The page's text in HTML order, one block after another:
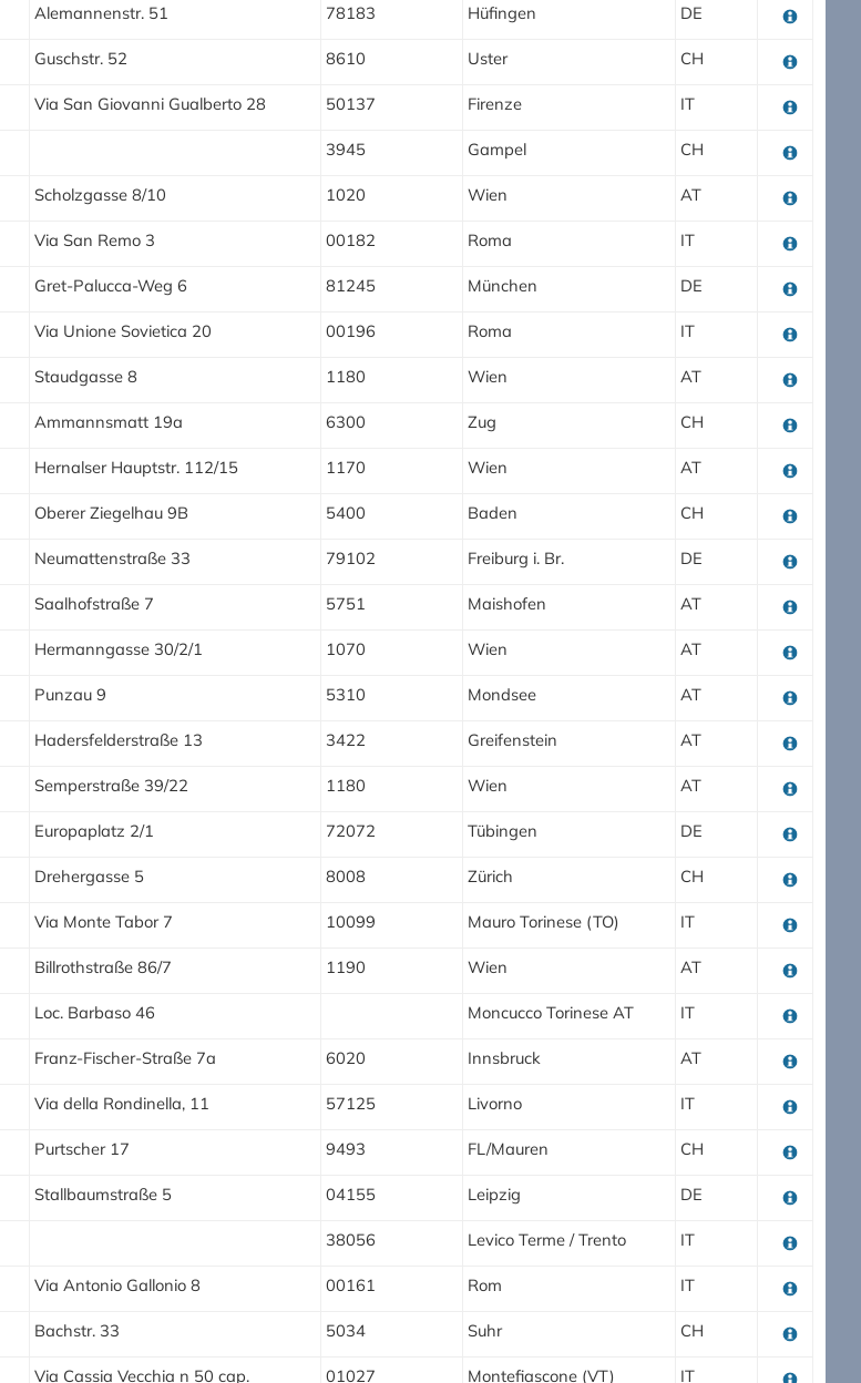
Alemannenstr. 51 78183 Hüfingen DE
Guschstr. 52 8610 Uster CH
Via San Giovanni Gualberto 28 50137 Firenze IT
3945 Gampel CH
Scholzgasse 8/10 1020 Wien AT
Via San Remo 3 00182 Roma IT
Gret-Palucca-Weg 6 81245 München DE
Via Unione Sovietica 20 00196 Roma IT
Staudgasse 8 1180 Wien AT
Ammannsmatt 19a 6300 Zug CH
Hernalser Hauptstr. 112/15 1170 Wien AT
Oberer Ziegelhau 9B 5400 Baden CH
Neumattenstraße 33 79102 Freiburg i. Br. DE
Saalhofstraße 7 5751 Maishofen AT
Hermanngasse 30/2/1 1070 Wien AT
Punzau 9 5310 Mondsee AT
Hadersfelderstraße 13 3422 Greifenstein AT
Semperstraße 39/22 1180 Wien AT
Europaplatz 2/1 72072 Tübingen DE
Drehergasse 5 8008 Zürich CH
Via Monte Tabor 7 10099 Mauro Torinese (TO) IT
Billrothstraße 86/7 1190 Wien AT
Loc. Barbaso 46 Moncucco Torinese AT IT
Franz-Fischer-Straße 7a 6020 Innsbruck AT
Via della Rondinella, 11 57125 Livorno IT
Purtscher 17 9493 FL/Mauren CH
Stallbaumstraße 5 04155 Leipzig DE
38056 Levico Terme / Trento IT
Via Antonio Gallonio 8 00161 Rom IT
Bachstr. 33 5034 Suhr CH
Via Cassia Vecchia n 50 cap. 01027 Montefiascone (VT) IT